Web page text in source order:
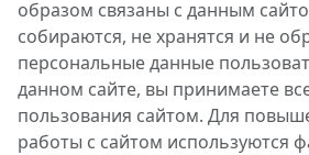
образом связаны с данным
собираются, не хранятся и не
персональные данные
данном сайте, вы принимаете
пользования сайтом. Для
работы с сайтом используются